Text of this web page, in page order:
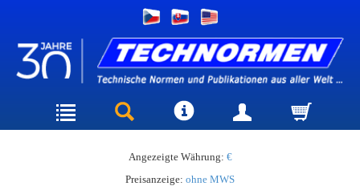
Angezeigte Währung: €
Preisanzeige: ohne MWS